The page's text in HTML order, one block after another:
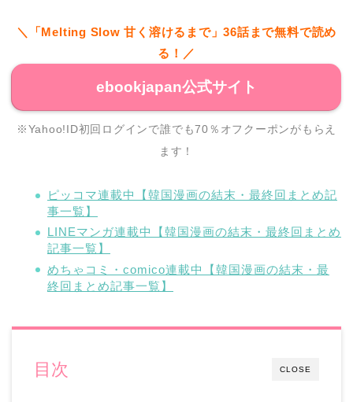
＼「Melting Slow 甘く溶けるまで」36話まで無料で読め
る！／
ebookjapan公式サイト
※Yahoo!ID初回ログインで誰でも70％オフクーポンがもらえ
ます！
ピッコマ連載中【韓国漫画の結末・最終回まとめ記
事一覧】
LINEマンガ連載中【韓国漫画の結末・最終回まとめ
記事一覧】
めちゃコミ・comico連載中【韓国漫画の結末・最
終回まとめ記事一覧】
CLOSE
目次